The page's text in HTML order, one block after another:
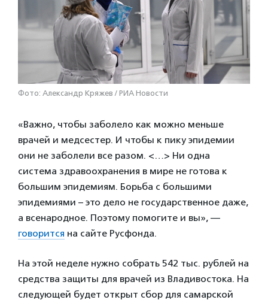
Фото: Александр Кряжев / РИА Новости
«Важно, чтобы заболело как можно меньше
врачей и медсестер. И чтобы к пику эпидемии
они не заболели все разом. <…> Ни одна
система здравоохранения в мире не готова к
большим эпидемиям. Борьба с большими
эпидемиями – это дело не государственное даже,
а всенародное. Поэтому помогите и вы», —
говорится на сайте Русфонда.
На этой неделе нужно собрать 542 тыс. рублей на
средства защиты для врачей из Владивостока. На
следующей будет открыт сбор для самарской